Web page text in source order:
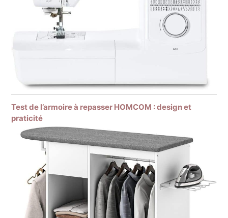
Test de l’armoire à repasser HOMCOM : design et
praticité